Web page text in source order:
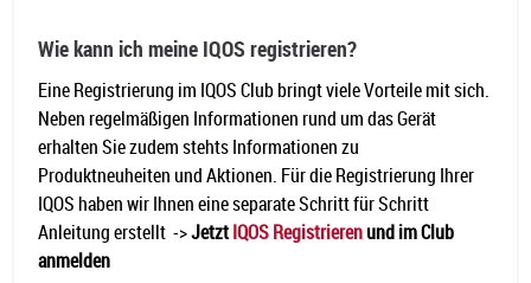
Wie kann ich meine IQOS registrieren?
Eine Registrierung im IQOS Club bringt viele Vorteile mit sich.
Neben regelmäßigen Informationen rund um das Gerät
erhalten Sie zudem stehts Informationen zu
Produktneuheiten und Aktionen. Für die Registrierung Ihrer
IQOS haben wir Ihnen eine separate Schritt für Schritt
Anleitung erstellt ->JetztIQOS Registrierenund im Club
anmelden